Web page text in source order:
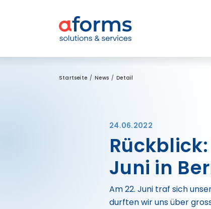
Startseite News Detail
24.06.2022
Juni in
Am 22. Juni traf sich
durften wir uns über